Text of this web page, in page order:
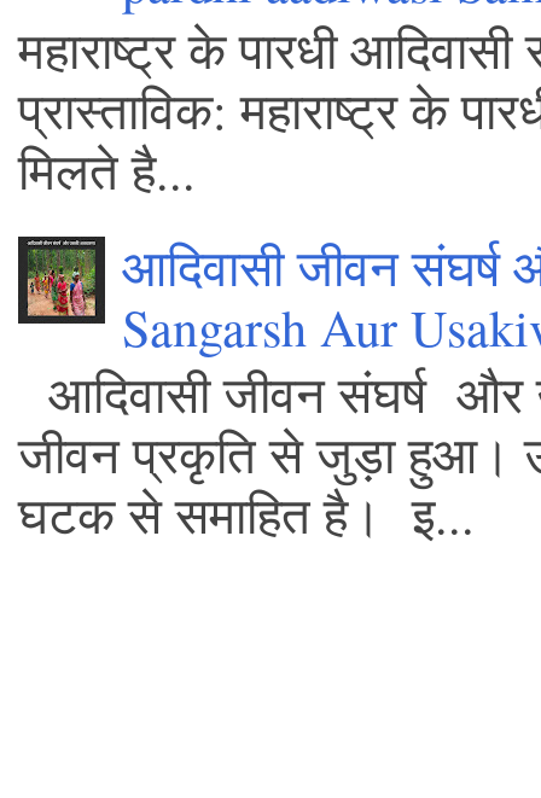
महाराष्ट्र के पारधी
प्रास्ताविक: महाराष्ट्र के
मिलते है...
आदिवासी जीवन
Sangarsh Aur
आदिवासी जीवन संघर्ष और
जीवन प्रकृति से जुड़ा हुआ।
घटक से समाहित है। इ...